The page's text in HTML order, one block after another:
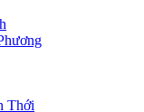
Thới